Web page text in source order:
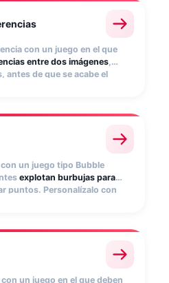
con un juego en el que
entre dos imágenes,
antes de que se acabe el
un juego tipo Bubble
explotan burbujas para
puntos. Personalízalo con
un juego en el que deben